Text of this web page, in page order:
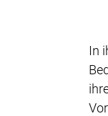
In